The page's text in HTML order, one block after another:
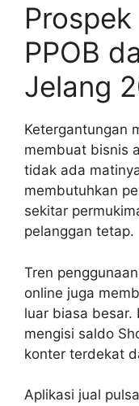
PPOB
Jelang
Ketergantungan
membuat bisnis
tidak ada
membutuhkan
sekitar
pelanggan tetap.
Tren
online juga
luar biasa besar.
mengisi saldo
konter terdekat
Aplikasi jual